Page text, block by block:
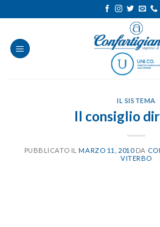
ai
contenuti
IL SISTEMA
Il consiglio
PUBBLICATO ILMARZO 11, 2010 DA
VITERBO